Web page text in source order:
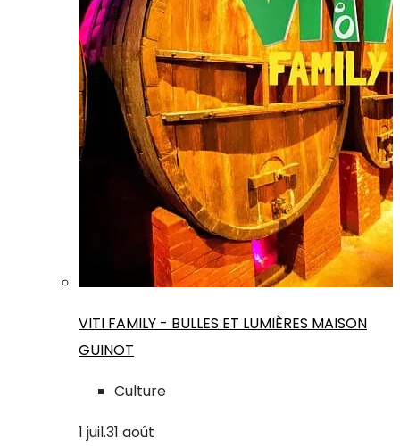
VITI FAMILY - BULLES ET LUMIÈRES MAISON
GUINOT
Culture
1 juil.31 août